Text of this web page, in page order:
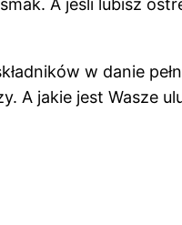
A jeśli lubisz
w danie
A jakie jest Wasze